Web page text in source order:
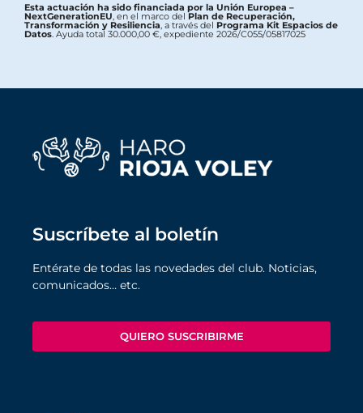
Esta actuación ha sido financiada por la Unión Europea –
NextGenerationEU, en el marco delPlan de Recuperación,
Transformación y Resiliencia, a través del Programa Kit Espacios de
Datos. Ayuda total 30.000,00 €, expediente 2026/C055/05817025
Suscríbete al boletín
Entérate de todas las novedades del club. Noticias,
comunicados… etc.
QUIERO SUSCRIBIRME